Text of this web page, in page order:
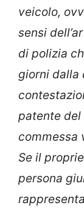
veicolo,
sensi
di polizia
giorni dalla
patente del
commessa
Se il
persona